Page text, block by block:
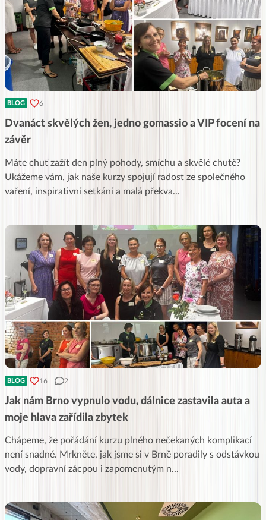
BLOG 6
Dvanáct skvělých žen, jedno gomassio a VIP focení na
závěr
Máte chuť zažít den plný pohody, smíchu a skvělé chutě?
Ukážeme vám, jak naše kurzy spojují radost ze společného
vaření, inspirativní setkání a malá překva...
BLOG 16 2
Jak nám Brno vypnulo vodu, dálnice zastavila auta a
moje hlava zařídila zbytek
Chápeme, že pořádání kurzu plného nečekaných komplikací
není snadné. Mrkněte, jak jsme si v Brně poradily s odstávkou
vody, dopravní zácpou i zapomenutým n...